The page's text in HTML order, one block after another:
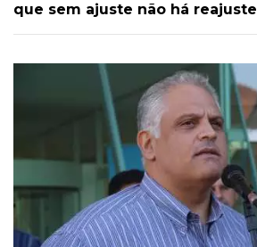
que sem ajuste não há reajuste